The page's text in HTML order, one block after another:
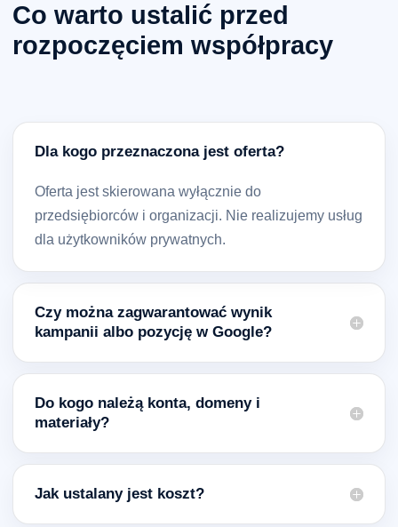
Co warto ustalić przed
rozpoczęciem współpracy
Dla kogo przeznaczona jest oferta?
Oferta jest skierowana wyłącznie do
przedsiębiorców i organizacji. Nie realizujemy usług
dla użytkowników prywatnych.
Czy można zagwarantować wynik
kampanii albo pozycję w Google?
Do kogo należą konta, domeny i
materiały?
Jak ustalany jest koszt?